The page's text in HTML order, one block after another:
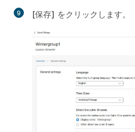
9 [保存] をクリックします。